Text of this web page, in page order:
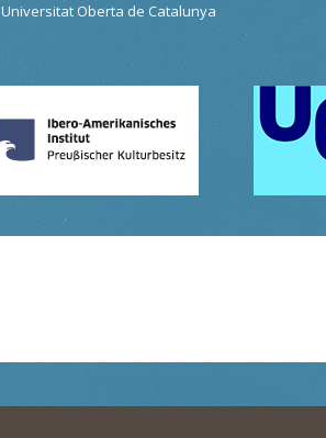
Universitat Oberta de Catalunya